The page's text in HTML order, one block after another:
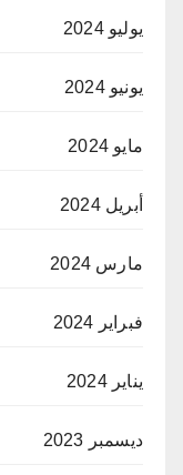
يوليو 2024
يونيو 2024
مايو 2024
أبريل 2024
مارس 2024
فبراير 2024
يناير 2024
ديسمبر 2023